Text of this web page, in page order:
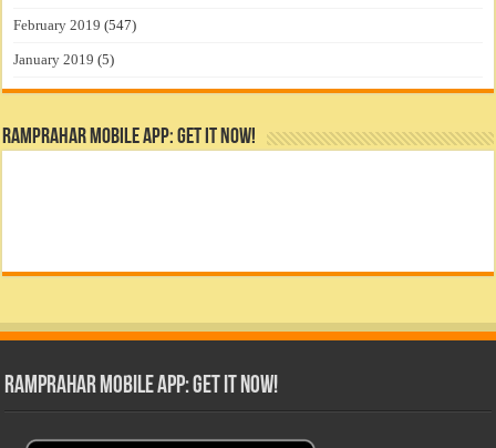
February 2019 (547)
January 2019 (5)
RamPrahar Mobile App: Get it Now!
RamPrahar Mobile App: Get it Now!